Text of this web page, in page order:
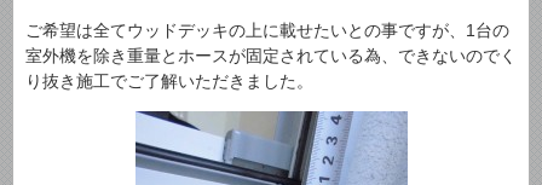
ご希望は全てウッドデッキの上に載せたいとの事ですが、1台の
室外機を除き重量とホースが固定されている為、できないのでく
り抜き施工でご了解いただきました。